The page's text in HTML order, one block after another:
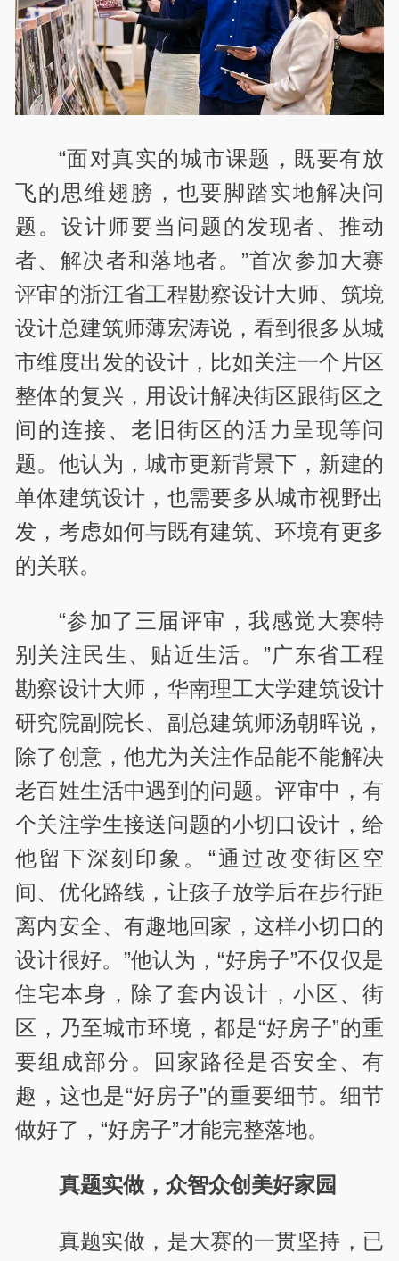
“面对真实的城市课题，既要有放
飞的思维翅膀，也要脚踏实地解决问
题。设计师要当问题的发现者、推动
者、解决者和落地者。”首次参加大赛
评审的浙江省工程勘察设计大师、筑境
设计总建筑师薄宏涛说，看到很多从城
市维度出发的设计，比如关注一个片区
整体的复兴，用设计解决街区跟街区之
间的连接、老旧街区的活力呈现等问
题。他认为，城市更新背景下，新建的
单体建筑设计，也需要多从城市视野出
发，考虑如何与既有建筑、环境有更多
的关联。
“参加了三届评审，我感觉大赛特
别关注民生、贴近生活。”广东省工程
勘察设计大师，华南理工大学建筑设计
研究院副院长、副总建筑师汤朝晖说，
除了创意，他尤为关注作品能不能解决
老百姓生活中遇到的问题。评审中，有
个关注学生接送问题的小切口设计，给
他留下深刻印象。“通过改变街区空
间、优化路线，让孩子放学后在步行距
离内安全、有趣地回家，这样小切口的
设计很好。”他认为，“好房子”不仅仅是
住宅本身，除了套内设计，小区、街
区，乃至城市环境，都是“好房子”的重
要组成部分。回家路径是否安全、有
趣，这也是“好房子”的重要细节。细节
做好了，“好房子”才能完整落地。
真题实做，众智众创美好家园
真题实做，是大赛的一贯坚持，已